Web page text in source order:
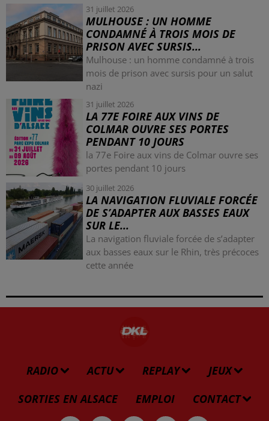
31 juillet 2026
MULHOUSE : UN HOMME
CONDAMNÉ À TROIS MOIS DE
PRISON AVEC SURSIS...
Mulhouse : un homme condamné à trois
mois de prison avec sursis pour un salut
nazi
31 juillet 2026
LA 77E FOIRE AUX VINS DE
COLMAR OUVRE SES PORTES
PENDANT 10 JOURS
la 77e Foire aux vins de Colmar ouvre ses
portes pendant 10 jours
30 juillet 2026
LA NAVIGATION FLUVIALE FORCÉE
DE S’ADAPTER AUX BASSES EAUX
SUR LE...
La navigation fluviale forcée de s’adapter
aux basses eaux sur le Rhin, très précoces
cette année
RADIO ACTU REPLAY
JEUX
SORTIES EN ALSACE
EMPLOI CONTACT